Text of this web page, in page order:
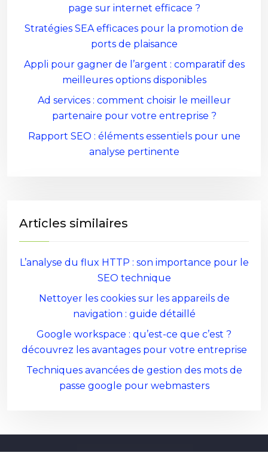
page sur internet efficace ?
Stratégies SEA efficaces pour la promotion de
ports de plaisance
Appli pour gagner de l’argent : comparatif des
meilleures options disponibles
Ad services : comment choisir le meilleur
partenaire pour votre entreprise ?
Rapport SEO : éléments essentiels pour une
analyse pertinente
Articles similaires
L’analyse du flux HTTP : son importance pour le
SEO technique
Nettoyer les cookies sur les appareils de
navigation : guide détaillé
Google workspace : qu’est-ce que c’est ?
découvrez les avantages pour votre entreprise
Techniques avancées de gestion des mots de
passe google pour webmasters